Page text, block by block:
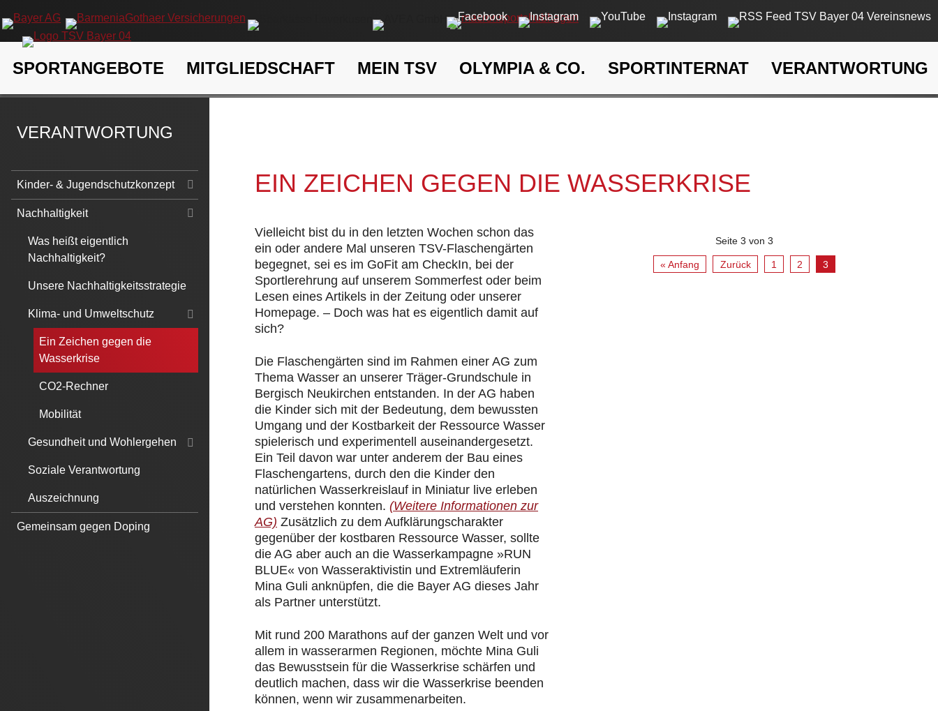
Navigation
überspringen
SPORTANGEBOTE MITGLIEDSCHAFT MEIN TSV OLYMPIA & CO. SPORTINTERNAT VERANTWORTUNG
EIN ZEICHEN GEGEN DIE WASSERKRISE
Vielleicht bist du in den letzten Wochen schon das
ein oder andere Mal unseren TSV-Flaschengärten
begegnet, sei es im GoFit am CheckIn, bei der
Sportlerehrung auf unserem Sommerfest oder beim
Lesen eines Artikels in der Zeitung oder unserer
Homepage. – Doch was hat es eigentlich damit auf
sich?
Die Flaschengärten sind im Rahmen einer AG zum
Thema Wasser an unserer Träger-Grundschule in
Bergisch Neukirchen entstanden. In der AG haben
die Kinder sich mit der Bedeutung, dem bewussten
Umgang und der Kostbarkeit der Ressource Wasser
spielerisch und experimentell auseinandergesetzt.
Ein Teil davon war unter anderem der Bau eines
Flaschengartens, durch den die Kinder den
natürlichen Wasserkreislauf in Miniatur live erleben
und verstehen konnten. (Weitere Informationen zur
AG) Zusätzlich zu dem Aufklärungscharakter
gegenüber der kostbaren Ressource Wasser, sollte
die AG aber auch an die Wasserkampagne »RUN
BLUE« von Wasseraktivistin und Extremläuferin
Mina Guli anknüpfen, die die Bayer AG dieses Jahr
als Partner unterstützt.
Mit rund 200 Marathons auf der ganzen Welt und vor
allem in wasserarmen Regionen, möchte Mina Guli
das Bewusstsein für die Wasserkrise schärfen und
deutlich machen, dass wir die Wasserkrise beenden
können, wenn wir zusammenarbeiten.
Seite 3 von 3
« Anfang Zurück 1 2 3
VERANTWORTUNG
Navigation
überspringen
Kinder- & Jugendschutzkonzept
Nachhaltigkeit
Was heißt eigentlich
Nachhaltigkeit?
Unsere Nachhaltigkeitsstrategie
Klima- und Umweltschutz
Ein Zeichen gegen die
Wasserkrise
CO2-Rechner
Mobilität
Gesundheit und Wohlergehen
Soziale Verantwortung
Auszeichnung
Gemeinsam gegen Doping